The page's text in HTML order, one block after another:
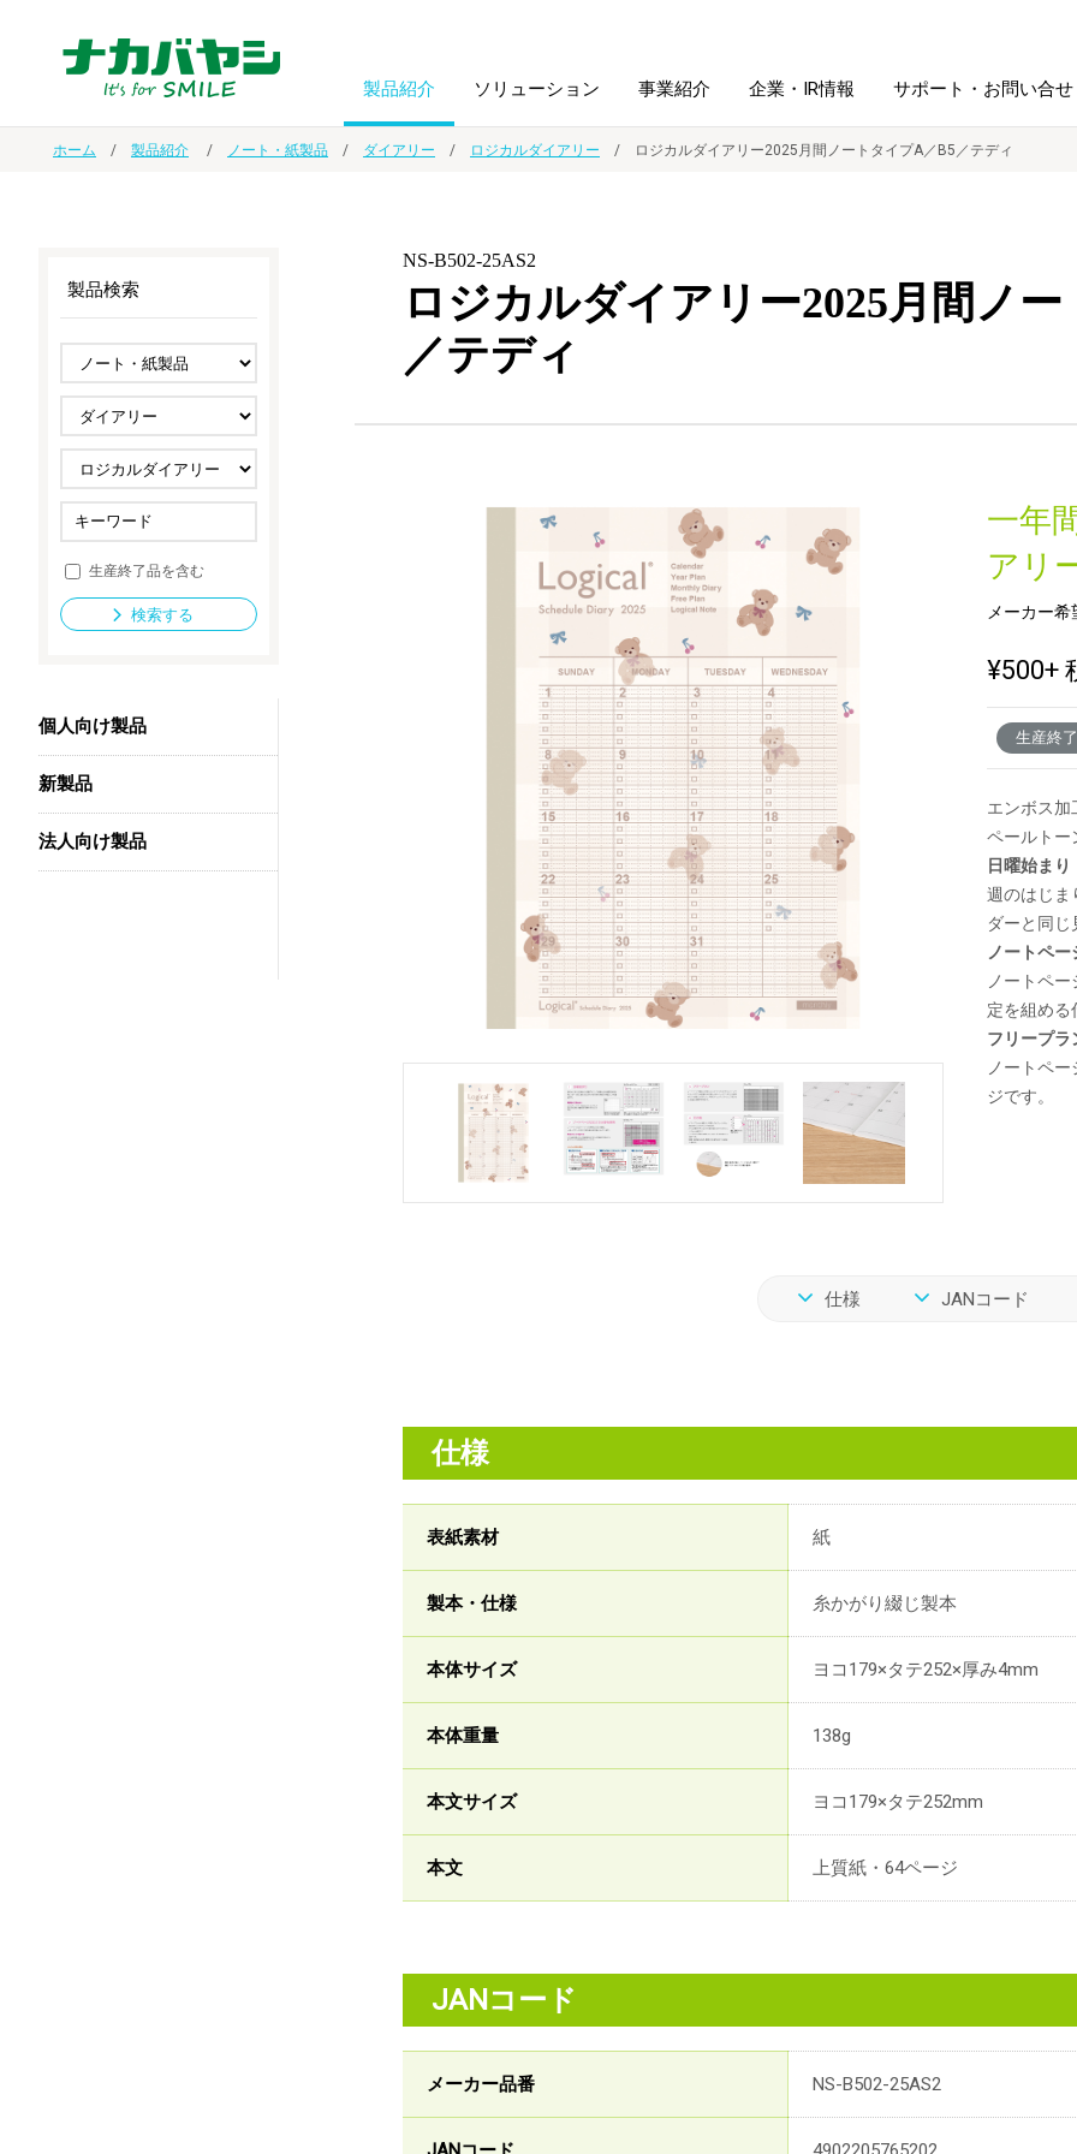
製品紹介
ノート・紙製品
ファイル・
ホルダー用品
スマートフォン・
タブレット関連
防災・
セキュリティ用品
法人向け製品 新製品一覧
ソリューション
オーダー手帳・ノベルティ制作 学校ソリューション
ドキュメントスキャニングサービス
導入事例
事業紹介 企業・IR情報
IR情報 沿革
サステナビリティ
サポート・お問い合せ
ホーム 製品紹介 ノート・紙製品 ダイアリー ロジカルダイアリー ロジカルダイアリー2025月間ノートタイプA／B5／テディ
NS-B502-25AS2
ロジカルダイアリー2025月間ノ
／テディ
一年
アリ
メーカー
¥500+
生産終
エンボス加
ペールトー
日曜始まり
週のはじま
ダーと同
ノートペ
ノートペ
定を組める
フリープラ
ノートペ
ジです。
仕様 JANコード
仕様
表紙素材 紙
製本・仕様 糸かがり綴じ製本
本体サイズ ヨコ179×タテ252×厚み4mm
本体重量 138g
本文サイズ ヨコ179×タテ252mm
本文 上質紙・64ページ
JANコード
メーカー品番 NS-B502-25AS2
製品検索
生産終了品を含む
検索する
個人向け製品
新製品
法人向け製品